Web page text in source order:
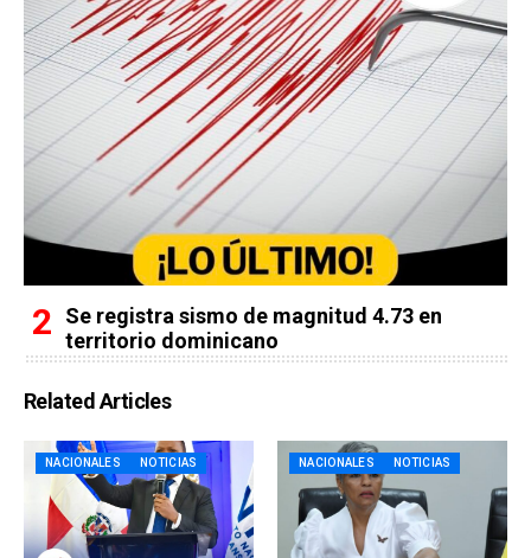
Se registra sismo de magnitud 4.73 en
territorio dominicano
Related Articles
NACIONALES NOTICIAS NACIONALES NOTICIAS